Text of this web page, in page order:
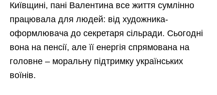
Київщині, пані Валентина все життя сумлінно
працювала для людей: від художника-
оформлювача до секретаря сільради. Сьогодні
вона на пенсії, але її енергія спрямована на
головне – моральну підтримку українських
воїнів.